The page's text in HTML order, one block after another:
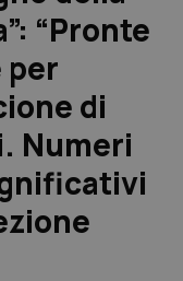
“Pronte
per
di
Numeri